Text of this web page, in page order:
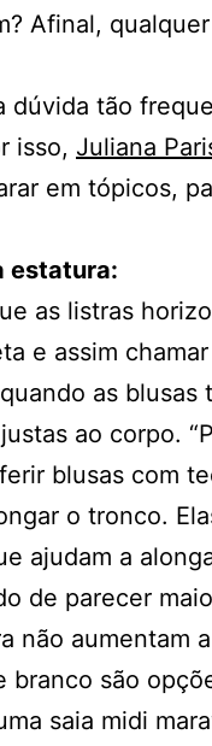
Afinal,
dúvida tão
isso, Juliana
em tópicos,
estatura:
as listras
e assim
as blusas
ao corpo.
blusas com
o tronco.
ajudam a
de parecer
não aumentam
branco são
saia midi